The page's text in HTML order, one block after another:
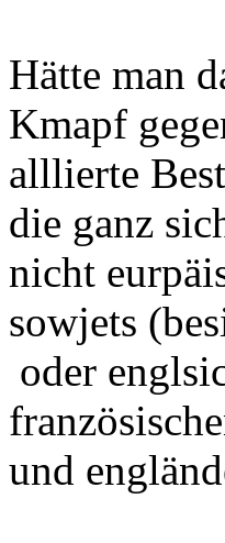
Hätte man
Kmapf
alllierte
die ganz
nicht
sowjets
oder
und